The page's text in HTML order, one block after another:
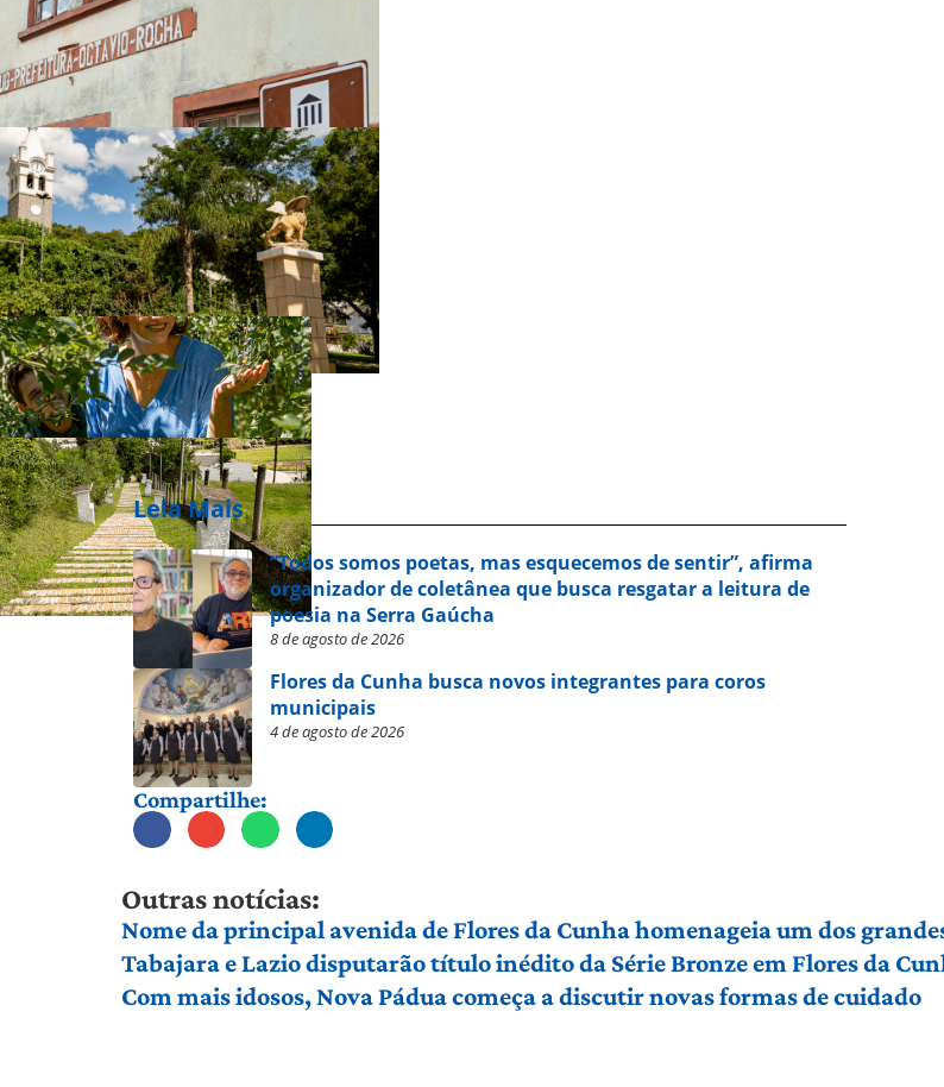
Leia Mais
“Todos somos poetas, mas esquecemos de sentir”, afirma
organizador de coletânea que busca resgatar a leitura de
poesia na Serra Gaúcha
8 de agosto de 2026
Flores da Cunha busca novos integrantes para coros
municipais
4 de agosto de 2026
Compartilhe:
Outras notícias:
Nome da principal avenida de Flores da Cunha homenageia um dos
Tabajara e Lazio disputarão título inédito da Série Bronze em Flores da
Com mais idosos, Nova Pádua começa a discutir novas formas de cuidado